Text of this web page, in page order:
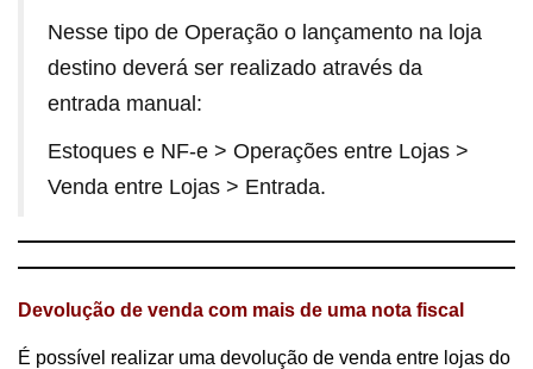
Nesse tipo de Operação o lançamento na loja
destino deverá ser realizado através da
entrada manual:
Estoques e NF-e > Operações entre Lojas >
Venda entre Lojas > Entrada.
Devolução de venda com mais de uma nota fiscal
É possível realizar uma devolução de venda entre lojas do